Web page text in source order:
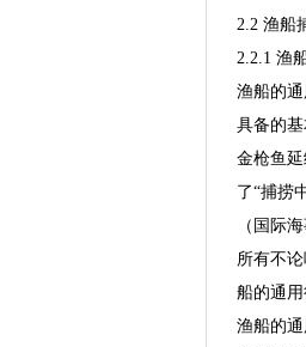
2.2 渔船
2.2.1 渔
渔船的
具备的
金枪鱼
了“捕捞
（国际
所有不
船的通用
渔船的